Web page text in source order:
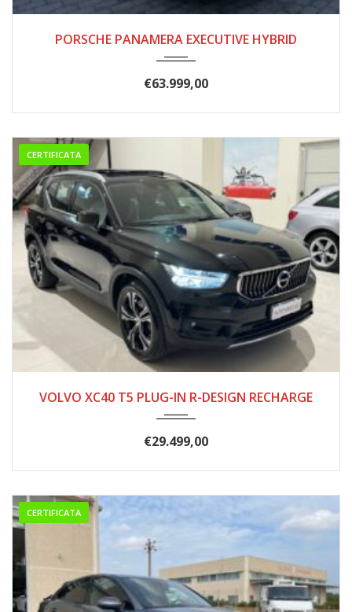
PORSCHE PANAMERA EXECUTIVE HYBRID
€63.999,00
CERTIFICATA
VOLVO XC40 T5 PLUG-IN R-DESIGN RECHARGE
€29.499,00
CERTIFICATA